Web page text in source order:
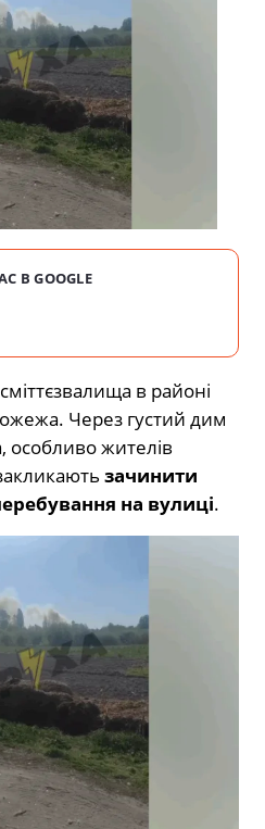
В GOOGLE
в районі
Через густий дим
жителів
зачинити
на вулиці.